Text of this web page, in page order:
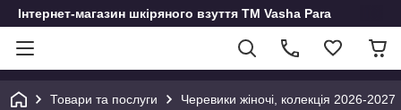
Інтернет-магазин шкіряного взуття ТМ Vasha Para
Товари та послуги Черевики жіночі, колекція 2026-2027